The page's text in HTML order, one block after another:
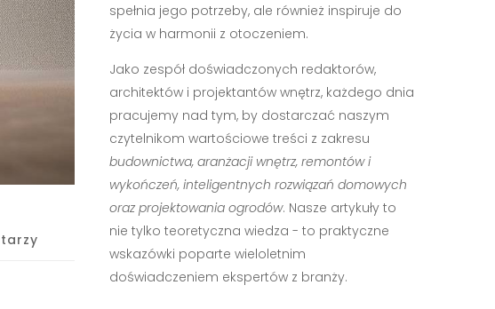
spełnia jego potrzeby, ale również inspiruje do
życia w harmonii z otoczeniem.
Jako zespół doświadczonych redaktorów,
architektów i projektantów wnętrz, każdego dnia
pracujemy nad tym, by dostarczać naszym
czytelnikom wartościowe treści z zakresu
budownictwa, aranżacji wnętrz, remontów i
wykończeń, inteligentnych rozwiązań domowych
oraz projektowania ogrodów. Nasze artykuły to
nie tylko teoretyczna wiedza - to praktyczne
wskazówki poparte wieloletnim
doświadczeniem ekspertów z branży.